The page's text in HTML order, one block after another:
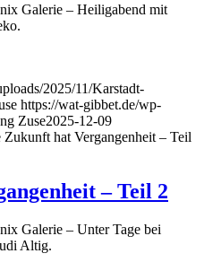
Galerie – Heiligabend mit
2025/11/Karstadt-
https://wat-gibbet.de/wp-
Zuse2025-12-09
Zukunft hat Ver­gangenheit – Teil
– Teil 2
Galerie – Unter Tage bei
Altig.